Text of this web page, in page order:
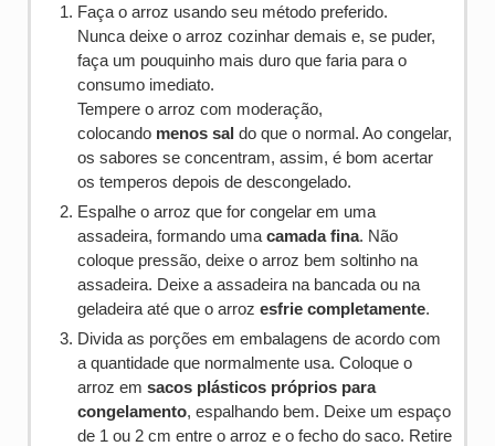
Faça o arroz usando seu método preferido.
Nunca deixe o arroz cozinhar demais e, se puder,
faça um pouquinho mais duro que faria para o
consumo imediato.
Tempere o arroz com moderação,
colocandomenos sal do que o normal. Ao congelar,
os sabores se concentram, assim, é bom acertar
os temperos depois de descongelado.
Espalhe o arroz que for congelar em uma
assadeira, formando umacamada fina. Não
coloque pressão, deixe o arroz bem soltinho na
assadeira. Deixe a assadeira na bancada ou na
geladeira até que o arroz esfrie completamente.
Divida as porções em embalagens de acordo com
a quantidade que normalmente usa. Coloque o
arroz em sacos plásticos próprios para
congelamento, espalhando bem. Deixe um espaço
de 1 ou 2 cm entre o arroz e o fecho do saco. Retire